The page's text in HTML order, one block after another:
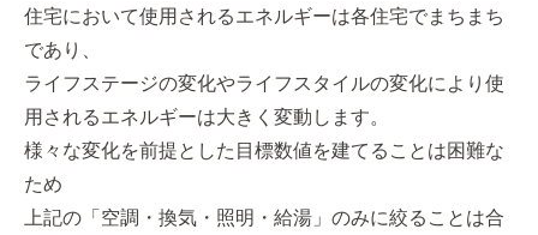
住宅において使用されるエネルギーは各住宅でまちまち
であり、
ライフステージの変化やライフスタイルの変化により使
用されるエネルギーは大きく変動します。
様々な変化を前提とした目標数値を建てることは困難な
ため
上記の「空調・換気・照明・給湯」のみに絞ることは合